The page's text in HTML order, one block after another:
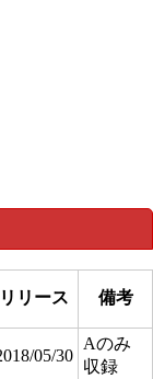
リリース 備考
05/30
Aのみ
収録